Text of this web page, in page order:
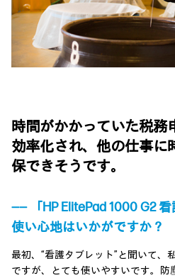
時間がかかっていた税務
効率化され、他の仕事に
保できそうです。
―― 「HP ElitePad 1000 G2
使い心地はいかがですか？
最初、“看護タブレット”と聞いて、
ですが、とても使いやすいです。防